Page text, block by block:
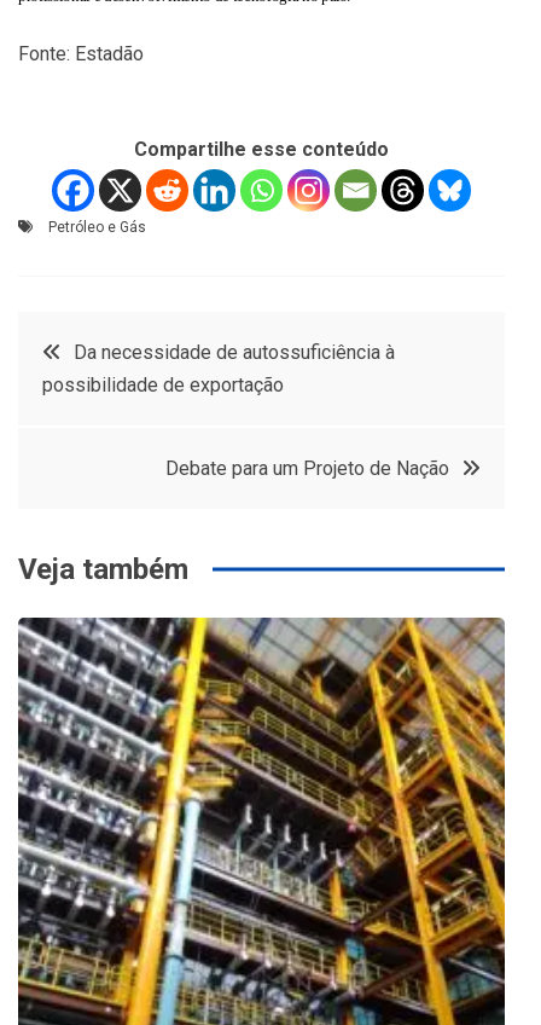
Fonte: Estadão
Compartilhe esse conteúdo
Petróleo e Gás
Navegação
de
Da necessidade de autossuficiência à
possibilidade de exportação
Debate para um Projeto de Nação
Veja também